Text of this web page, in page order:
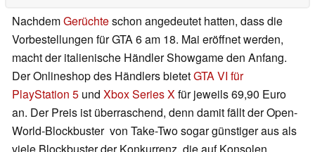
NachdemGerüchteschon angedeutet hatten, dass die
Vorbestellungen für GTA 6 am 18. Mai eröffnet werden,
macht der italienische Händler Showgame den Anfang.
Der Onlineshop des Händlers bietetGTA VI für
PlayStation 5 und Xbox Series Xfür jeweils 69,90 Euro
an. Der Preis ist überraschend, denn damit fällt der Open-
World-Blockbuster von Take-Two sogar günstiger aus als